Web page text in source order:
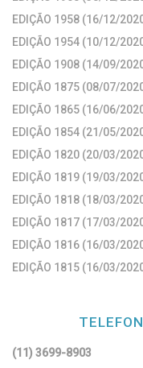
EDIÇÃO 1958 (16/12/
EDIÇÃO 1954 (10/12/
EDIÇÃO 1908 (14/09/
EDIÇÃO 1875 (08/07/
EDIÇÃO 1865 (16/06/
EDIÇÃO 1854 (21/05/
EDIÇÃO 1820 (20/03/
EDIÇÃO 1819 (19/03/
EDIÇÃO 1818 (18/03/
EDIÇÃO 1817 (17/03/
EDIÇÃO 1816 (16/03/
EDIÇÃO 1815 (16/03/
(11) 3699-8903